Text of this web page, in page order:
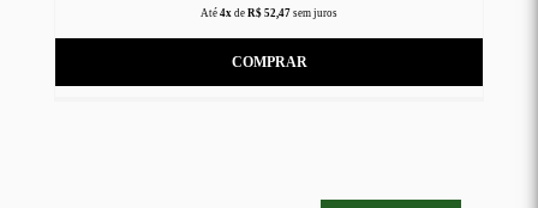
Até 4x de R$ 52,47 sem juros
COMPRAR